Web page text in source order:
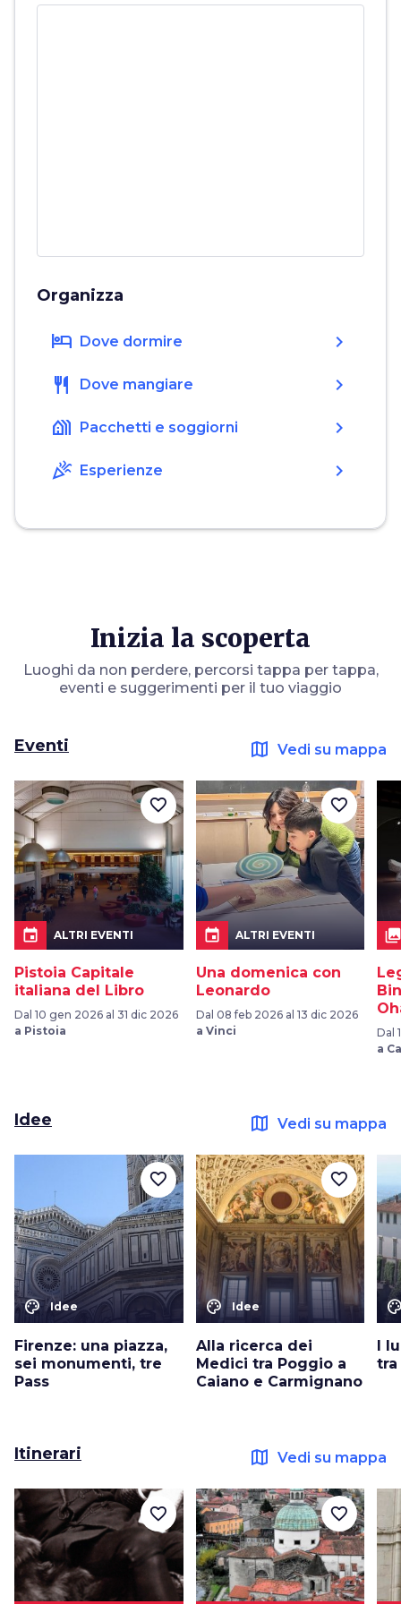
Organizza
hotel Dove dormire chevron_right
restaurant Dove mangiare chevron_right
holiday_village Pacchetti e soggiorni chevron_right
celebration Esperienze chevron_right
Inizia la scoperta
Luoghi da non perdere, percorsi tappa per tappa,
eventi e suggerimenti per il tuo viaggio
Eventi map Vedi su mappa
event ALTRI EVENTI
Pistoia Capitale
italiana del Libro
Dal 10 gen 2026 al 31 dic 2026
a Pistoia
favorite_border
event ALTRI EVENTI
Una domenica con
Leonardo
Dal 08 feb 2026 al 13 dic 2026
a Vinci
favorite_border
Dal
a
Idee map Vedi su mappa
color_lens Idee
Firenze: una piazza,
sei monumenti, tre
Pass
favorite_border
color_lens Idee
Alla ricerca dei
Medici tra Poggio a
Caiano e Carmignano
favorite_border
I
tra
Itinerari map Vedi su mappa
favorite_border favorite_border